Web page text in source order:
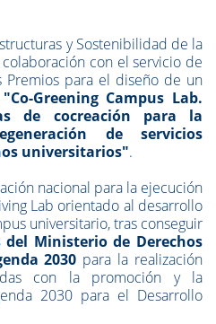
y Sostenibilidad de la
con el servicio de
Premios para el diseño de un
"Co-Greening Campus Lab.
de cocreación para la
de servicios
universitarios".
nacional para la ejecución
Lab orientado al desarrollo
universitario, tras conseguir
del Ministerio de Derechos
2030 para la realización
con la promoción y la
2030 para el Desarrollo